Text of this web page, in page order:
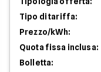
Tipo di tariffa:
Prezzo/kWh:
Quota fissa inclusa:
Bolletta: